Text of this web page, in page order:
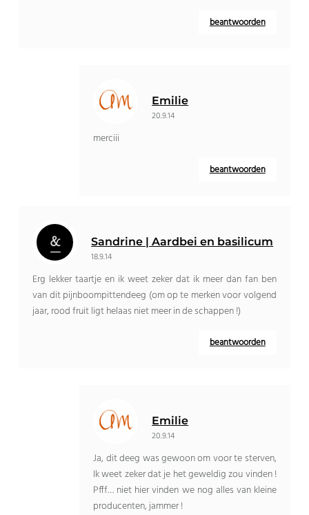
beantwoorden
Emilie
20.9.14
merciii
beantwoorden
Sandrine | Aardbei en basilicum
18.9.14
Erg lekker taartje en ik weet zeker dat ik meer dan fan ben
van dit pijnboompittendeeg (om op te merken voor volgend
jaar, rood fruit ligt helaas niet meer in de schappen !)
beantwoorden
Emilie
20.9.14
Ja, dit deeg was gewoon om voor te sterven,
Ik weet zeker dat je het geweldig zou vinden !
Pfff… niet hier vinden we nog alles van kleine
producenten, jammer !